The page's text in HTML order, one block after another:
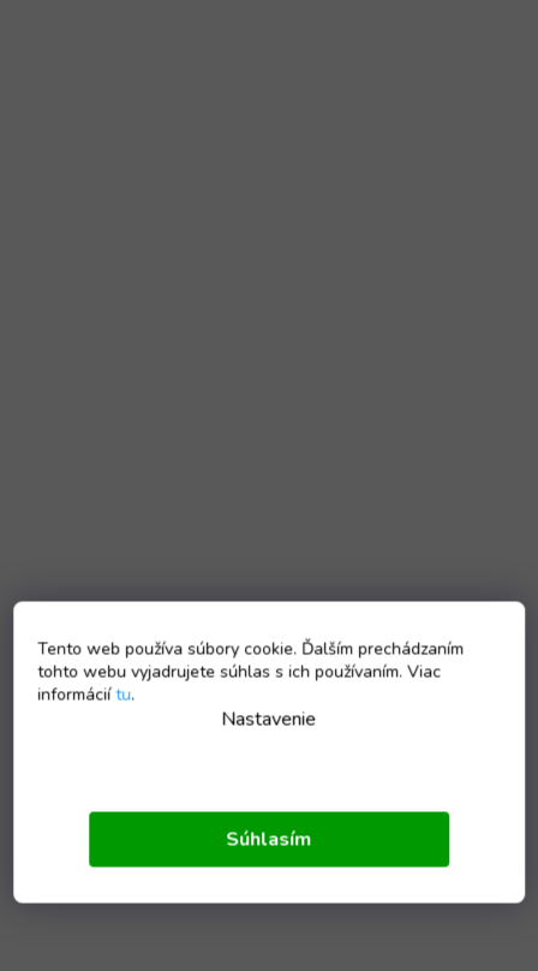
Tento web používa súbory cookie. Ďalším prechádzaním
tohto webu vyjadrujete súhlas s ich používaním. Viac
informáciítu.
Nastavenie
Súhlasím